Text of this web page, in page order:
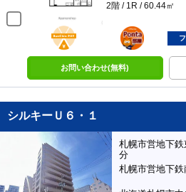
2階 / 1R / 60.44㎡
BunChinPAY
ポンタ
部屋
お問い合わせ(無料)
シルキーＵ６・１
札幌市営地下
分
札幌市営地下